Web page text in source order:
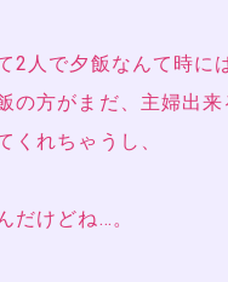
2人で夕飯なんて時に
の方がまだ、主婦出来
くれちゃうし、
だけどね…。